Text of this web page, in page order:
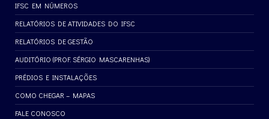
IFSC EM NÚMEROS
RELATÓRIOS DE ATIVIDADES DO IFSC
RELATÓRIOS DE GESTÃO
AUDITÓRIO (PROF. SÉRGIO MASCARENHAS)
PRÉDIOS E INSTALAÇÕES
COMO CHEGAR – MAPAS
FALE CONOSCO